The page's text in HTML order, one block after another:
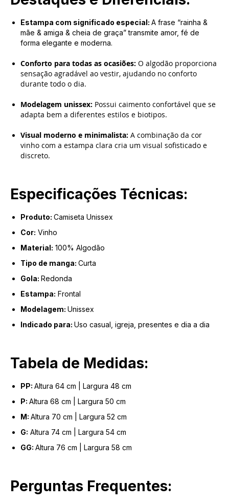
Estampa com significado especial: A frase “rainha &
mãe & amiga & cheia de graça” transmite amor, fé de
forma elegante e moderna.
Conforto para todas as ocasiões: O algodão proporciona
sensação agradável ao vestir, ajudando no conforto
durante todo o dia.
Modelagem unissex: Possui caimento confortável que se
adapta bem a diferentes estilos e biotipos.
Visual moderno e minimalista: A combinação da cor
vinho com a estampa clara cria um visual sofisticado e
discreto.
Especificações Técnicas:
Produto: Camiseta Unissex
Cor: Vinho
Material: 100% Algodão
Tipo de manga: Curta
Gola: Redonda
Estampa: Frontal
Modelagem: Unissex
Indicado para: Uso casual, igreja, presentes e dia a dia
Tabela de Medidas:
PP: Altura 64 cm | Largura 48 cm
P: Altura 68 cm | Largura 50 cm
M: Altura 70 cm | Largura 52 cm
G: Altura 74 cm | Largura 54 cm
GG: Altura 76 cm | Largura 58 cm
Perguntas Frequentes: